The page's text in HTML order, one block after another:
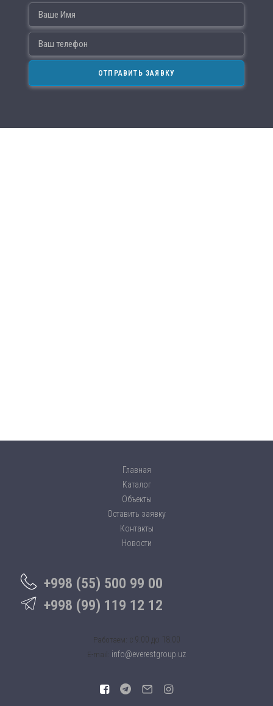
Главная
Каталог
Объекты
Оставить заявку
Контакты
Новости
+998 (55) 500 99 00
+998 (99) 119 12 12
Работаем: c 9:00 до 18:00
E-mail: info@everestgroup.uz